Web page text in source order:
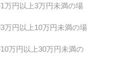
万円以上3万円未満の場
万円以上10万円未満の場
万円以上30万円未満の